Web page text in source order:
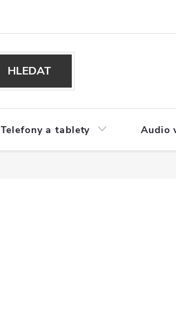
HLEDAT
Telefony a tablety Audio